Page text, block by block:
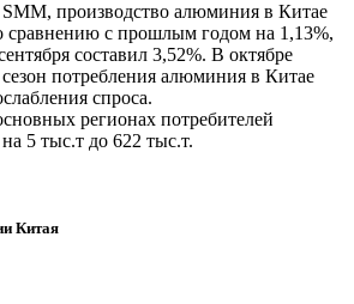
SMM, производство алюминия в Китае
сравнению с прошлым годом на 1,13%,
составил 3,52%. В октябре
потребления алюминия в Китае
спроса.
регионах потребителей
5 тыс.т до 622 тыс.т.
Китая